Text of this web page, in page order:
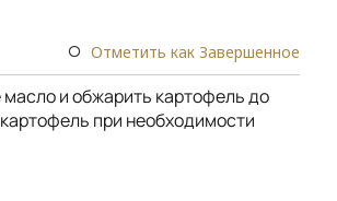
Отметить как Завершенное
и обжарить картофель до
при необходимости